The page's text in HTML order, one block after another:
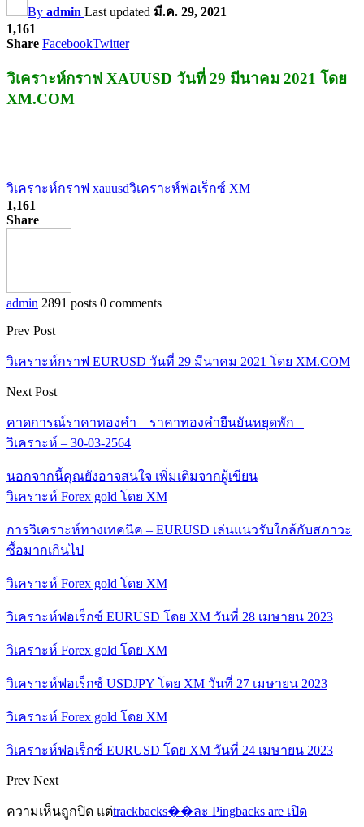
By admin Last updated มี.ค. 29, 2021
1,161
Share FacebookTwitter
วิเคราะห์กราฟ XAUUSD วันที่ 29 มีนาคม 2021 โดย
XM.COM
วิเคราะห์กราฟ xauusdวิเคราะห์ฟอเร็กซ์ XM
1,161
Share
admin 2891 posts 0 comments
Prev Post
วิเคราะห์กราฟ EURUSD วันที่ 29 มีนาคม 2021 โดย XM.COM
Next Post
คาดการณ์ราคาทองคำ – ราคาทองคำยืนยันหยุดพัก –
วิเคราะห์ – 30-03-2564
นอกจากนี้คุณยังอาจสนใจ เพิ่มเติมจากผู้เขียน
วิเคราะห์ Forex gold โดย XM
การวิเคราะห์ทางเทคนิค – EURUSD เล่นแนวรับใกล้กับสภาวะ
ซื้อมากเกินไป
วิเคราะห์ Forex gold โดย XM
วิเคราะห์ฟอเร็กซ์ EURUSD โดย XM วันที่ 28 เมษายน 2023
วิเคราะห์ Forex gold โดย XM
วิเคราะห์ฟอเร็กซ์ USDJPY โดย XM วันที่ 27 เมษายน 2023
วิเคราะห์ Forex gold โดย XM
วิเคราะห์ฟอเร็กซ์ EURUSD โดย XM วันที่ 24 เมษายน 2023
Prev Next
ความเห็นถูกปิด แต่trackbacks��ละ Pingbacks are เปิด